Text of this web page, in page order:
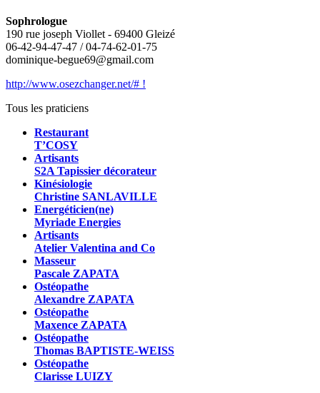
Sophrologue
190 rue joseph Viollet - 69400 Gleizé
06-42-94-47-47 / 04-74-62-01-75
dominique-begue69@gmail.com
http://www.osezchanger.net/# !
Tous les praticiens
Restaurant
T’COSY
Artisants
S2A Tapissier décorateur
Kinésiologie
Christine SANLAVILLE
Energéticien(ne)
Myriade Energies
Artisants
Atelier Valentina and Co
Masseur
Pascale ZAPATA
Ostéopathe
Alexandre ZAPATA
Ostéopathe
Maxence ZAPATA
Ostéopathe
Thomas BAPTISTE-WEISS
Ostéopathe
Clarisse LUIZY